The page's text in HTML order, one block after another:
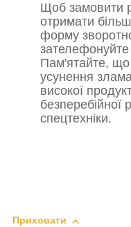
Щоб замовити
отримати
форму
зателефонуйте
Пам'ятайте, що
усунення
високої
безперебійної
спецтехніки.
Приховати